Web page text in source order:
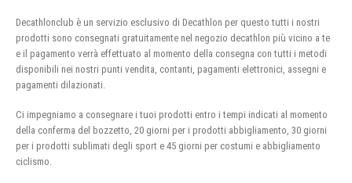
Decathlonclub è un servizio esclusivo di Decathlon per questo tutti i nostri
prodotti sono consegnati gratuitamente nel negozio decathlon più vicino a te
e il pagamento verrà effettuato al momento della consegna con tutti i metodi
disponibili nei nostri punti vendita, contanti, pagamenti elettronici, assegni e
pagamenti dilazionati.
Ci impegniamo a consegnare i tuoi prodotti entro i tempi indicati al momento
della conferma del bozzetto, 20 giorni per i prodotti abbigliamento, 30 giorni
per i prodotti sublimati degli sport e 45 giorni per costumi e abbigliamento
ciclismo.